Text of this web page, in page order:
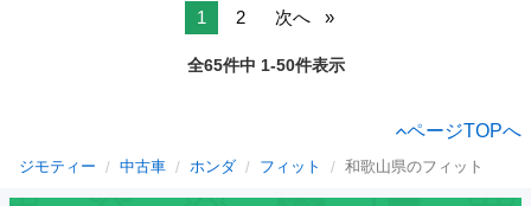
1 2 次へ
全65件中 1-50件表示
ページTOPへ
ジモティー 中古車 ホンダ フィット 和歌山県のフィット